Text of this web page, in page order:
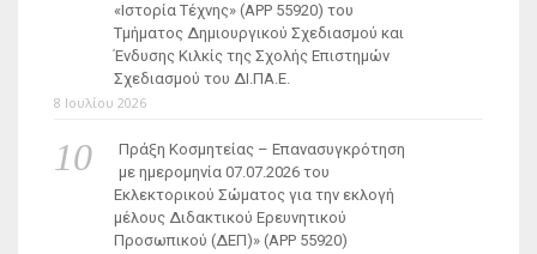
«Ιστορία Τέχνης» (ΑΡΡ 55920) του
Τμήματος Δημιουργικού Σχεδιασμού και
Ένδυσης Κιλκίς της Σχολής Επιστημών
Σχεδιασμού του ΔΙ.ΠΑ.Ε.
8 Ιουλίου 2026
Πράξη Κοσμητείας – Επανασυγκρότηση
με ημερομηνία 07.07.2026 του
Εκλεκτορικού Σώματος για την εκλογή
μέλους Διδακτικού Ερευνητικού
Προσωπικού (ΔΕΠ)» (APP 55920)